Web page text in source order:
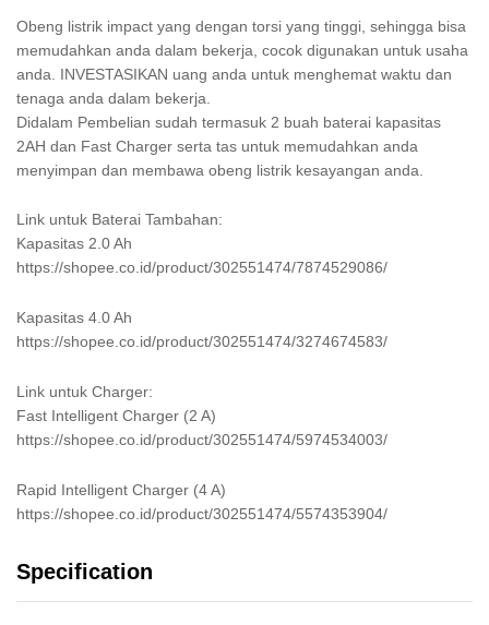
Obeng listrik impact yang dengan torsi yang tinggi, sehingga bisa
memudahkan anda dalam bekerja, cocok digunakan untuk usaha
anda. INVESTASIKAN uang anda untuk menghemat waktu dan
tenaga anda dalam bekerja.
Didalam Pembelian sudah termasuk 2 buah baterai kapasitas
2AH dan Fast Charger serta tas untuk memudahkan anda
menyimpan dan membawa obeng listrik kesayangan anda.
Link untuk Baterai Tambahan:
Kapasitas 2.0 Ah
https://shopee.co.id/product/302551474/7874529086/
Kapasitas 4.0 Ah
https://shopee.co.id/product/302551474/3274674583/
Link untuk Charger:
Fast Intelligent Charger (2 A)
https://shopee.co.id/product/302551474/5974534003/
Rapid Intelligent Charger (4 A)
https://shopee.co.id/product/302551474/5574353904/
Specification